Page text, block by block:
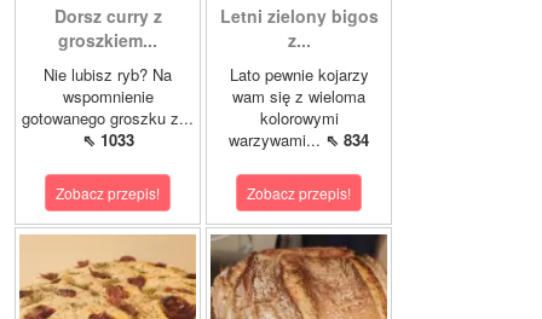
Dorsz curry z
groszkiem...
Nie lubisz ryb? Na
wspomnienie
gotowanego groszku z...
⇖ 1033
Zobacz przepis!
Letni zielony bigos
z...
Lato pewnie kojarzy
wam się z wieloma
kolorowymi
warzywami... ⇖ 834
Zobacz przepis!